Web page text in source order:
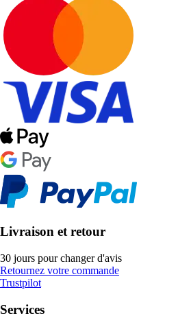
Livraison et retour
30 jours pour changer d'avis
Retournez votre commande
Trustpilot
Services